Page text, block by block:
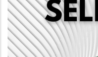
Oposició
Borsa De